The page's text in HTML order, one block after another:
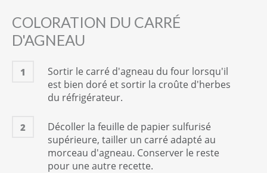
COLORATION DU CARRÉ
D'AGNEAU
1
Sortir le carré d'agneau du four lorsqu'il
est bien doré et sortir la croûte d'herbes
du réfrigérateur.
2
Décoller la feuille de papier sulfurisé
supérieure, tailler un carré adapté au
morceau d'agneau. Conserver le reste
pour une autre recette.